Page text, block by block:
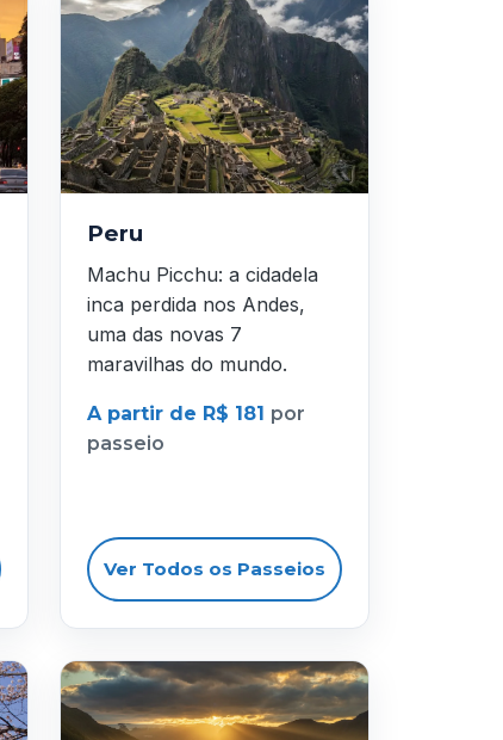
Peru
Machu Picchu: a cidadela
inca perdida nos Andes,
uma das novas 7
maravilhas do mundo.
A partir de R$ 181 por
passeio
Ver Todos os Passeios